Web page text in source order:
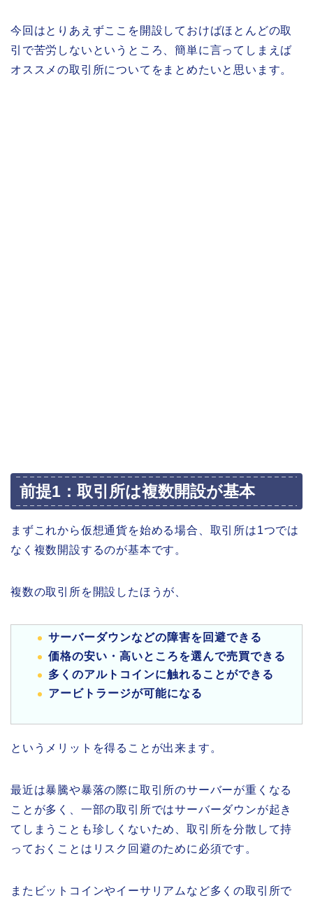
今回はとりあえずここを開設しておけばほとんどの取
引で苦労しないというところ、簡単に言ってしまえば
オススメの取引所についてをまとめたいと思います。
前提1：取引所は複数開設が基本
まずこれから仮想通貨を始める場合、取引所は1つでは
なく複数開設するのが基本です。
複数の取引所を開設したほうが、
サーバーダウンなどの障害を回避できる
価格の安い・高いところを選んで売買できる
多くのアルトコインに触れることができる
アービトラージが可能になる
というメリットを得ることが出来ます。
最近は暴騰や暴落の際に取引所のサーバーが重くなる
ことが多く、一部の取引所ではサーバーダウンが起き
てしまうことも珍しくないため、取引所を分散して持
っておくことはリスク回避のために必須です。
またビットコインやイーサリアムなど多くの取引所で